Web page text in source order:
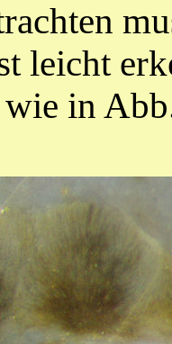
leicht
wie in